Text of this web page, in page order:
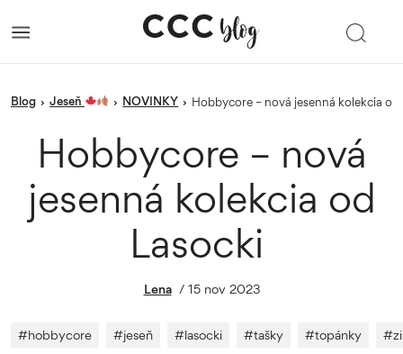
blog › Jeseň › NOVINKY › Hobbycore – nová jesenná kolekcia
Hobbycore – nová
jesenná kolekcia od
Lasocki
Lena / 15 nov 2023
#hobbycore #jeseň #lasocki #tašky #topánky #